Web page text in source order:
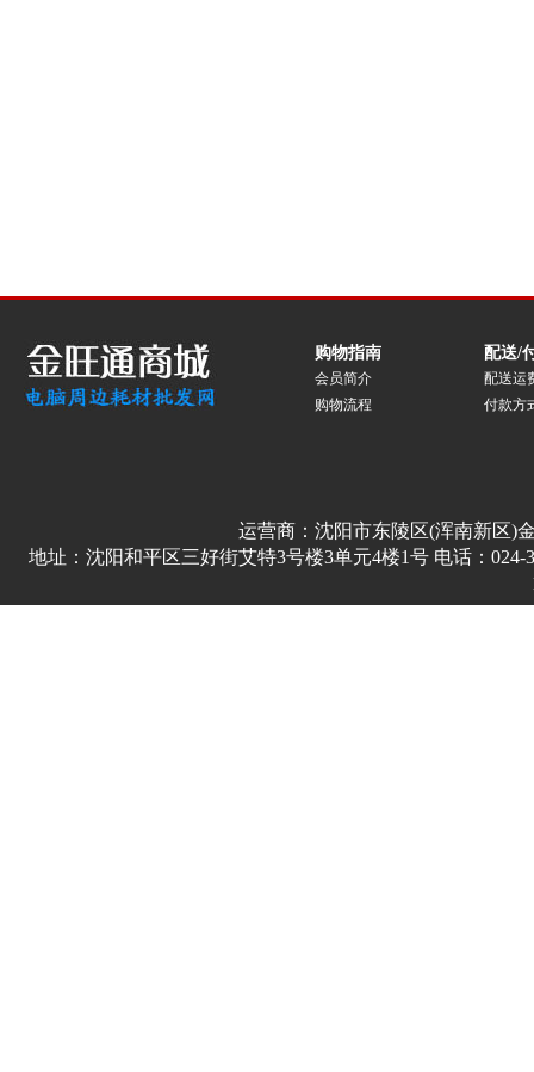
购物指南
会员简介
购物流程
配送/
配送运
付款方
运营商：沈阳市东陵区(浑南新区)
地址：沈阳和平区三好街艾特3号楼3单元4楼1号 电话：024-